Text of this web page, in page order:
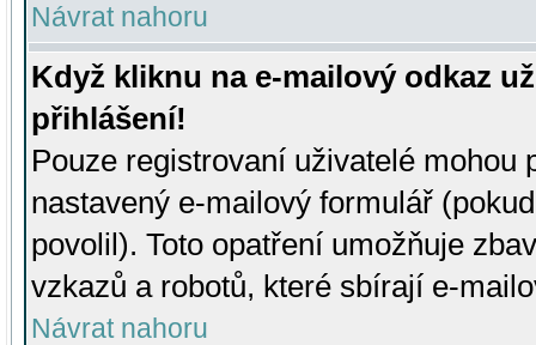
Návrat nahoru
Když kliknu na e-mailový odkaz
přihlášení!
Pouze registrovaní uživatelé mohou
nastavený e-mailový formulář
povolil). Toto opatření umožňuje
vzkazů a robotů, které sbírají e-
Návrat nahoru